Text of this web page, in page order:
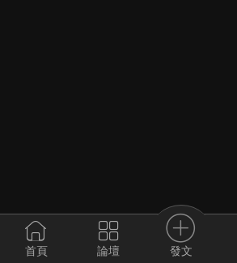
首頁 論壇 發文